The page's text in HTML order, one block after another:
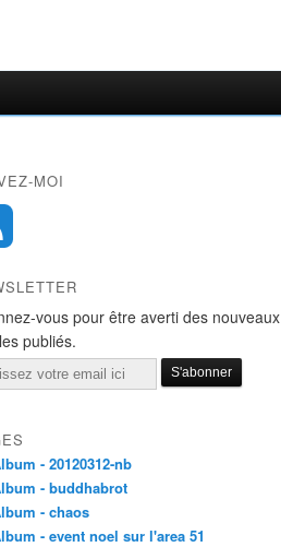
MOI
vous pour être averti des nouveaux
publiés.
- 20120312-nb
- buddhabrot
- chaos
- event noel sur l'area 51